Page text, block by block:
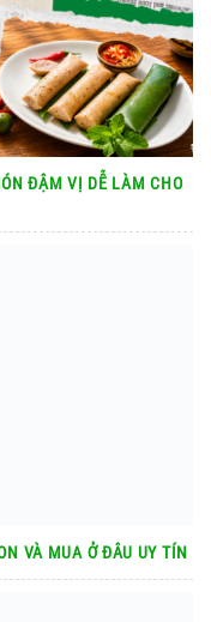
ĐẬM VỊ DỄ LÀM CHO
VÀ MUA Ở ĐÂU UY TÍN